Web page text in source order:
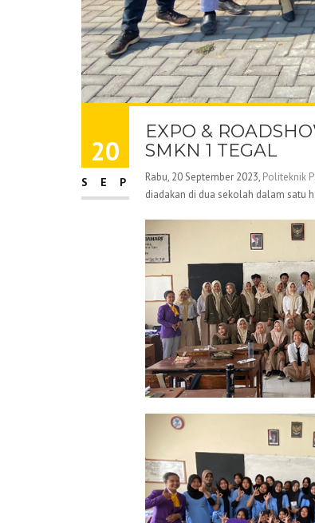
20
SEP
EXPO &
SMKN 1 TEGAL
Rabu, 20 September 2023, Politeknik
diadakan di dua sekolah dalam satu